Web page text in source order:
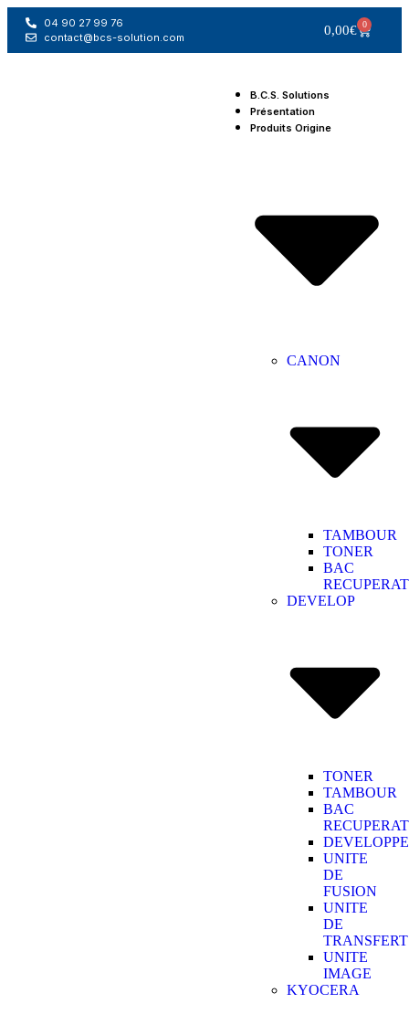
04 90 27 99 76
contact@bcs-solution.com
0,00€ 0
B.C.S. Solutions
Présentation
Produits Origine
CANON
TAMBOUR
TONER
BAC
DEVELOP
TONER
TAMBOUR
BAC
UNITE
DE
FUSION
UNITE
DE
TRANSFERT
UNITE
IMAGE
KYOCERA